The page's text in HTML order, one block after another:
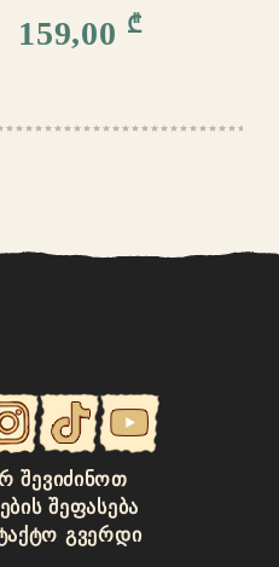
159,00 ₾
ᲨᲔᲕᲘᲫᲘᲜᲝᲗ
ᲨᲔᲤᲐᲡᲔᲑᲐ
ᲒᲕᲔᲠᲓᲘ